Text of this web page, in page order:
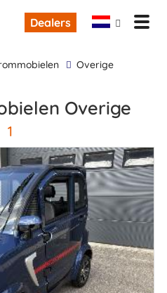
Dealers
Overige
Overige
1